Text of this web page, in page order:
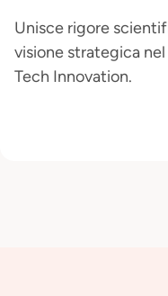
Unisce rigore
visione strategica
Tech Innovation.